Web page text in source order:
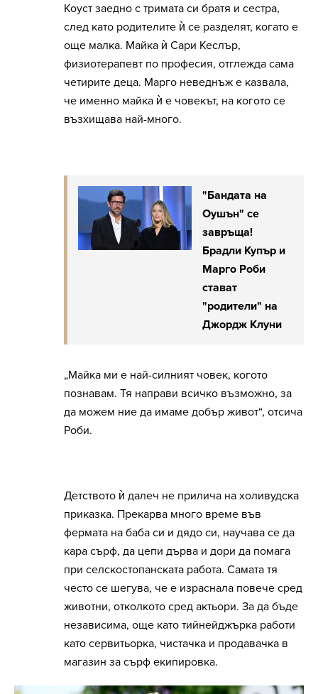
Коуст заедно с тримата си братя и сестра,
след като родителите ѝ се разделят, когато е
още малка. Майка ѝ Сари Кеслър,
физиотерапевт по професия, отглежда сама
четирите деца. Марго неведнъж е казвала,
че именно майка ѝ е човекът, на когото се
възхищава най-много.
"Бандата на
Оушън" се
завръща!
Брадли Купър и
Марго Роби
стават
"родители" на
Джордж Клуни
„Майка ми е най-силният човек, когото
познавам. Тя направи всичко възможно, за
да можем ние да имаме добър живот“, отсича
Роби.
Детството ѝ далеч не прилича на холивудска
приказка. Прекарва много време във
фермата на баба си и дядо си, научава се да
кара сърф, да цепи дърва и дори да помага
при селскостопанската работа. Самата тя
често се шегува, че е израснала повече сред
животни, отколкото сред актьори. За да бъде
независима, още като тийнейджърка работи
като сервитьорка, чистачка и продавачка в
магазин за сърф екипировка.